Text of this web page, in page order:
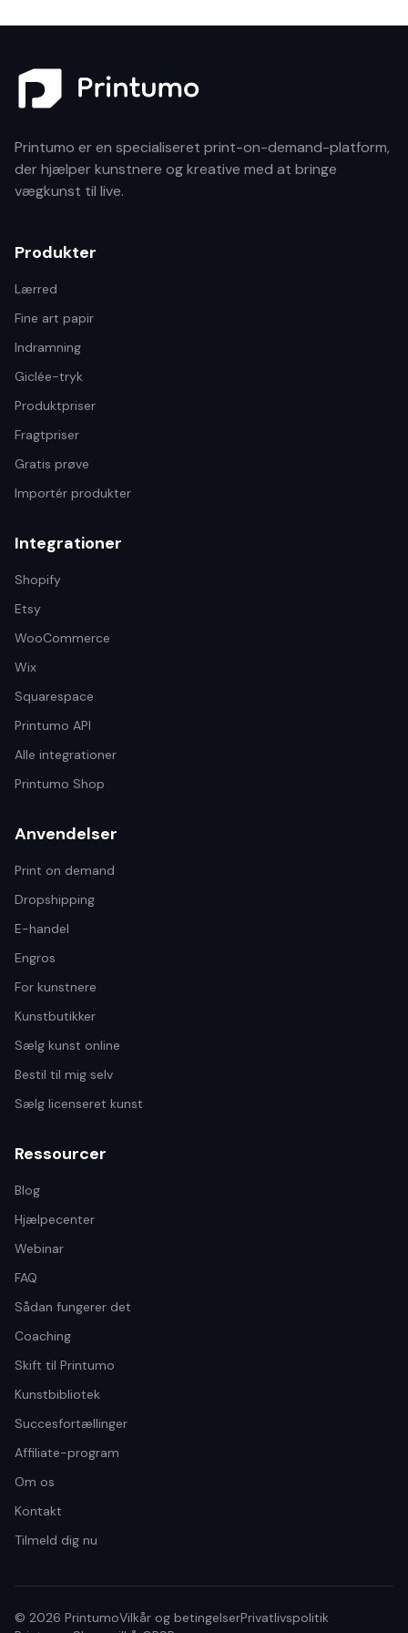
Printumo er en specialiseret print-on-demand-platform,
der hjælper kunstnere og kreative med at bringe
vægkunst til live.
Produkter
Lærred
Fine art papir
Indramning
Giclée-tryk
Produktpriser
Fragtpriser
Gratis prøve
Importér produkter
Integrationer
Shopify
Etsy
WooCommerce
Wix
Squarespace
Printumo API
Alle integrationer
Printumo Shop
Anvendelser
Print on demand
Dropshipping
E-handel
Engros
For kunstnere
Kunstbutikker
Sælg kunst online
Bestil til mig selv
Sælg licenseret kunst
Ressourcer
Blog
Hjælpecenter
Webinar
FAQ
Sådan fungerer det
Coaching
Skift til Printumo
Kunstbibliotek
Succesfortællinger
Affiliate-program
Om os
Kontakt
Tilmeld dig nu
© 2026 PrintumoVilkår og betingelserPrivatlivspolitik